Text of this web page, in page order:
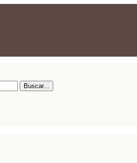
Buscar...